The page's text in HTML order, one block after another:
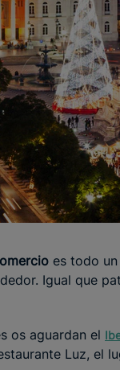
es todo
Igual que
os aguardan el
Luz, el